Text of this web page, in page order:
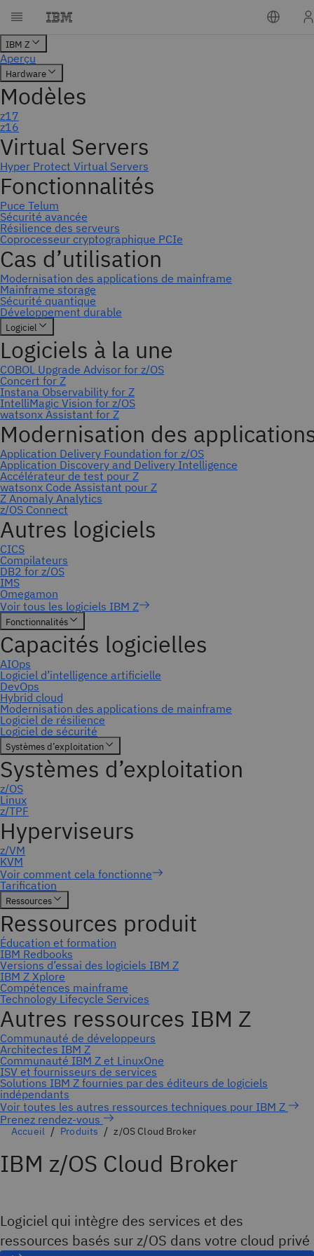
Prenez rendez-vous
Accueil Produits z/OS Cloud Broker
IBM z/OS Cloud Broker
Logiciel qui intègre des services et des
ressources basés sur z/OS dans votre cloud privé